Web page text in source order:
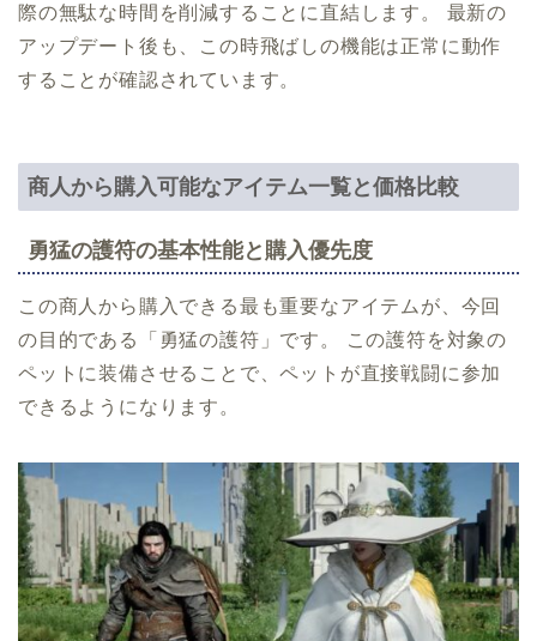
際の無駄な時間を削減することに直結します。 最新の
アップデート後も、この時飛ばしの機能は正常に動作
することが確認されています。
商人から購入可能なアイテム一覧と価格比較
勇猛の護符の基本性能と購入優先度
この商人から購入できる最も重要なアイテムが、今回
の目的である「勇猛の護符」です。 この護符を対象の
ペットに装備させることで、ペットが直接戦闘に参加
できるようになります。